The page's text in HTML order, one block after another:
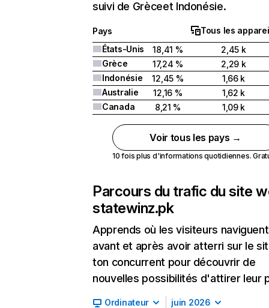
suivi de Grèceet Indonésie.
Pays
Tous les
États-Unis
18,41 %
2,45 k
Grèce
17,24 %
2,29 k
Indonésie
12,45 %
1,66 k
Australie
12,16 %
1,62 k
Canada
8,21 % 1,09 k
Voir tous les pays →
10 fois plus d'informations quotidiennes.
Parcours du trafic du site
statewinz.pk
Apprends où les visiteurs naviguent
avant et après avoir atterri sur le
ton concurrent pour découvrir de
nouvelles possibilités d'attirer leur
Ordinateur juin 2026